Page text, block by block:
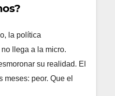
la política
llega a la micro.
su realidad. El
meses: peor. Que el